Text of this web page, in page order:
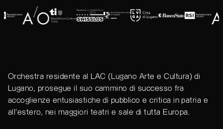
Orchestra residente al LAC (Lugano Arte e Cultura) di
Lugano, prosegue il suo cammino di successo fra
accoglienze entusiastiche di pubblico e critica in patria e
all'estero, nei maggiori teatri e sale di tutta Europa.